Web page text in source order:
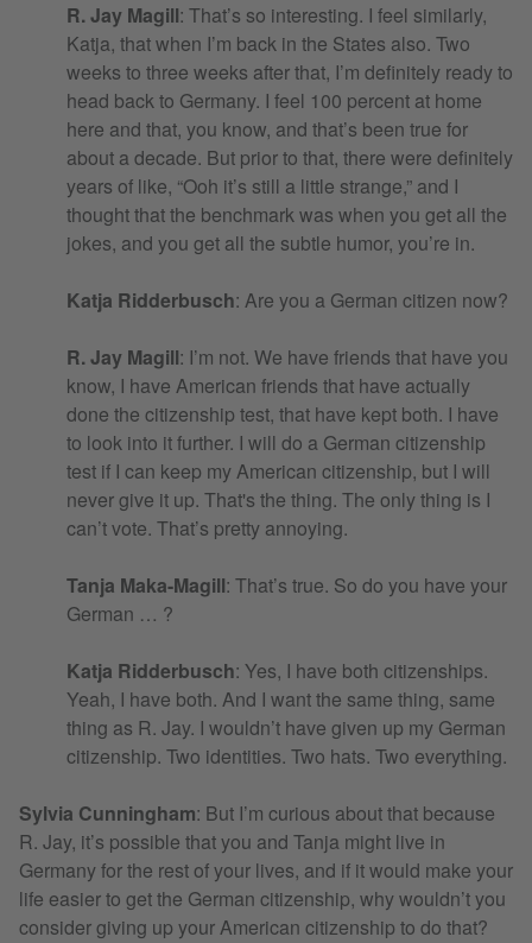
R. Jay Magill: That’s so interesting. I feel similarly,
Katja, that when I’m back in the States also. Two
weeks to three weeks after that, I’m definitely ready to
head back to Germany. I feel 100 percent at home
here and that, you know, and that’s been true for
about a decade. But prior to that, there were definitely
years of like, “Ooh it’s still a little strange,” and I
thought that the benchmark was when you get all the
jokes, and you get all the subtle humor, you’re in.
Katja Ridderbusch: Are you a German citizen now?
R. Jay Magill: I’m not. We have friends that have you
know, I have American friends that have actually
done the citizenship test, that have kept both. I have
to look into it further. I will do a German citizenship
test if I can keep my American citizenship, but I will
never give it up. That's the thing. The only thing is I
can’t vote. That’s pretty annoying.
Tanja Maka-Magill: That’s true. So do you have your
German … ?
Katja Ridderbusch: Yes, I have both citizenships.
Yeah, I have both. And I want the same thing, same
thing as R. Jay. I wouldn’t have given up my German
citizenship. Two identities. Two hats. Two everything.
Sylvia Cunningham: But I’m curious about that because
R. Jay, it’s possible that you and Tanja might live in
Germany for the rest of your lives, and if it would make your
life easier to get the German citizenship, why wouldn’t you
consider giving up your American citizenship to do that?